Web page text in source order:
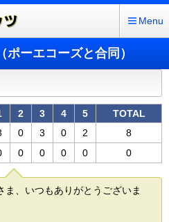
Menu
ーエコーズと合同）
2 3 4 5
TOTAL
0 3 0 2
8
0 0 0 0 0
ま、いつもありがとうございま